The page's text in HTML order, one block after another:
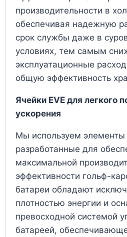
производительности в
обеспечивая надежную
срок службы даже в
условиях, тем самым
эксплуатационные
общую эффективность
Ячейки EVE для легкого
ускорения
Мы используем элементы
разработанные для
максимальной
эффективности гольф-
батареи обладают
плотностью энергии и
превосходной системой
батареей,